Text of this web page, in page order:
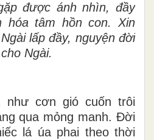
được ánh nhìn, đầy
hóa tâm hồn con. Xin
lấp đầy, nguyện đời
Ngài.
cơn gió cuốn trôi
qua mỏng manh. Đời
lá úa phai theo thời